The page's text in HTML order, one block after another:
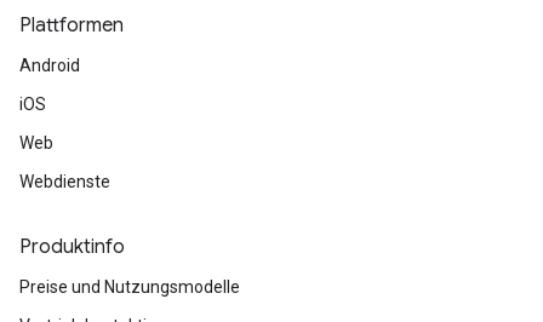
Plattformen
Android
iOS
Web
Webdienste
Produktinfo
Preise und Nutzungsmodelle